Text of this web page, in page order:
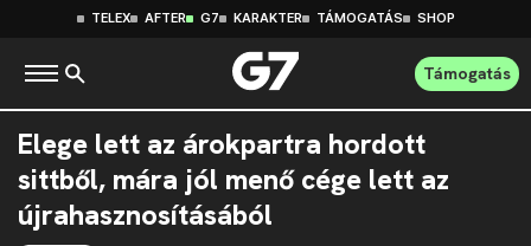
TELEX AFTER G7 KARAKTER TÁMOGATÁS SHOP
Támogatás
Elege lett az árokpartra hordott
sittből, mára jól menő cége lett az
újrahasznosításából